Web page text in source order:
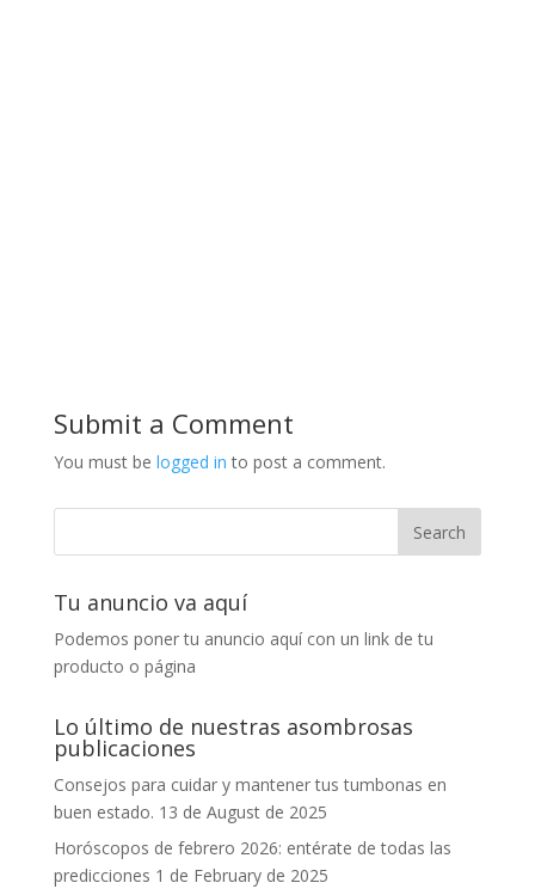
Submit a Comment
You must be logged in to post a comment.
Tu anuncio va aquí
Podemos poner tu anuncio aquí con un link de tu
producto o página
Lo último de nuestras asombrosas
publicaciones
Consejos para cuidar y mantener tus tumbonas en
buen estado. 13 de August de 2025
Horóscopos de febrero 2026: entérate de todas las
predicciones 1 de February de 2025